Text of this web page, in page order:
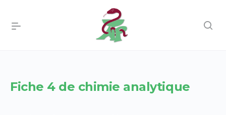
Fiche 4 de chimie analytique